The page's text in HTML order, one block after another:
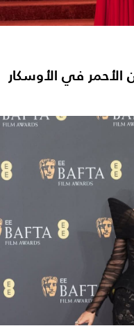
الأحمر في الأوسكار